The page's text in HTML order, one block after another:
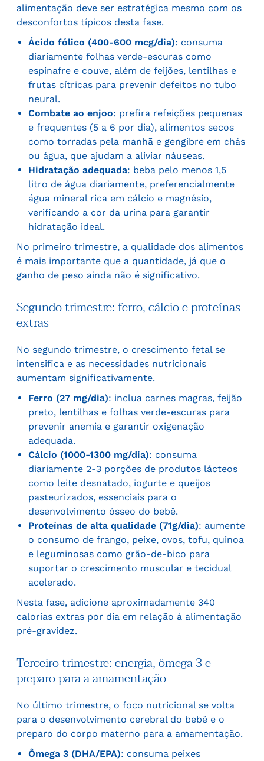
alimentação deve ser estratégica mesmo com os
desconfortos típicos desta fase.
Ácido fólico (400-600 mcg/dia): consuma
diariamente folhas verde-escuras como
espinafre e couve, além de feijões, lentilhas e
frutas cítricas para prevenir defeitos no tubo
neural.
Combate ao enjoo: prefira refeições pequenas
e frequentes (5 a 6 por dia), alimentos secos
como torradas pela manhã e gengibre em chás
ou água, que ajudam a aliviar náuseas.
Hidratação adequada: beba pelo menos 1,5
litro de água diariamente, preferencialmente
água mineral rica em cálcio e magnésio,
verificando a cor da urina para garantir
hidratação ideal.
No primeiro trimestre, a qualidade dos alimentos
é mais importante que a quantidade, já que o
ganho de peso ainda não é significativo.
Segundo trimestre: ferro, cálcio e proteínas
extras
No segundo trimestre, o crescimento fetal se
intensifica e as necessidades nutricionais
aumentam significativamente.
Ferro (27 mg/dia): inclua carnes magras, feijão
preto, lentilhas e folhas verde-escuras para
prevenir anemia e garantir oxigenação
adequada.
Cálcio (1000-1300 mg/dia): consuma
diariamente 2-3 porções de produtos lácteos
como leite desnatado, iogurte e queijos
pasteurizados, essenciais para o
desenvolvimento ósseo do bebê.
Proteínas de alta qualidade (71g/dia): aumente
o consumo de frango, peixe, ovos, tofu, quinoa
e leguminosas como grão-de-bico para
suportar o crescimento muscular e tecidual
acelerado.
Nesta fase, adicione aproximadamente 340
calorias extras por dia em relação à alimentação
pré-gravidez.
Terceiro trimestre: energia, ômega 3 e
preparo para a amamentação
No último trimestre, o foco nutricional se volta
para o desenvolvimento cerebral do bebê e o
preparo do corpo materno para a amamentação.
Ômega 3 (DHA/EPA): consuma peixes